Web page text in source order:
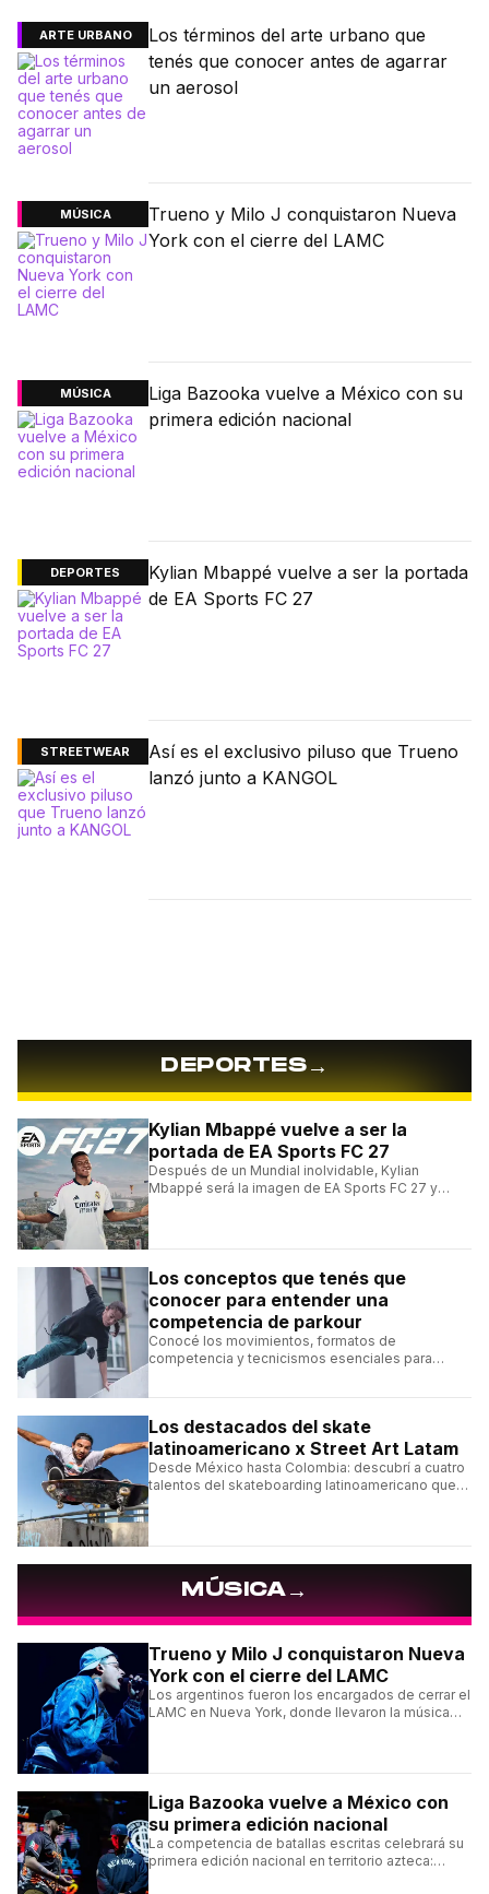
ARTE URBANO
Los términos del arte urbano que
tenés que conocer antes de agarrar
un aerosol
MÚSICA
Trueno y Milo J conquistaron Nueva
York con el cierre del LAMC
MÚSICA
Liga Bazooka vuelve a México con su
primera edición nacional
DEPORTES
Kylian Mbappé vuelve a ser la portada
de EA Sports FC 27
STREETWEAR
Así es el exclusivo piluso que Trueno
lanzó junto a KANGOL
DEPORTES→
Kylian Mbappé vuelve a ser la
portada de EA Sports FC 27
Después de un Mundial inolvidable, Kylian
Mbappé será la imagen de EA Sports FC 27 y
Los conceptos que tenés que
conocer para entender una
competencia de parkour
Conocé los movimientos, formatos de
competencia y tecnicismos esenciales para
Los destacados del skate
latinoamericano x Street Art Latam
Desde México hasta Colombia: descubrí a cuatro
talentos del skateboarding latinoamericano que
MÚSICA→
Trueno y Milo J conquistaron Nueva
York con el cierre del LAMC
Los argentinos fueron los encargados de cerrar el
LAMC en Nueva York, donde llevaron la música
Liga Bazooka vuelve a México con
su primera edición nacional
La competencia de batallas escritas celebrará su
primera edición nacional en territorio azteca: